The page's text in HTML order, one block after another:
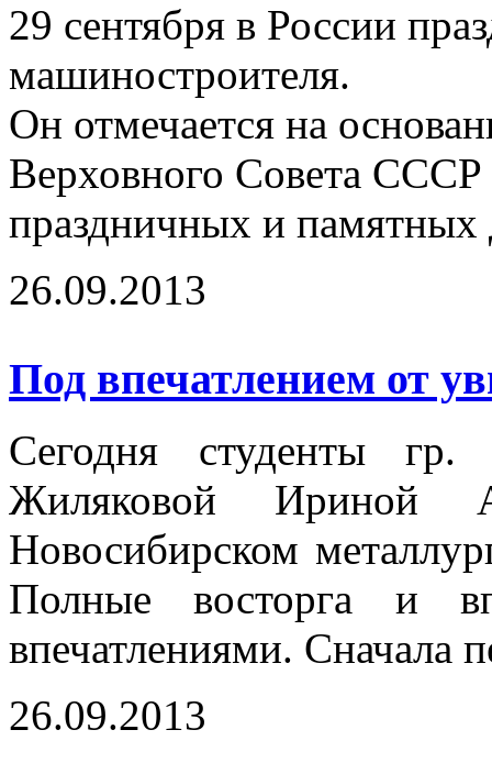
29 сентября в России
машиностроителя.
Он отмечается на
Верховного Совета СССР
праздничных и
26.09.2013
Под впечатлением от
Сегодня студенты
Жиляковой Ириной
Новосибирском
Полные восторга и
впечатлениями. Сначала
26.09.2013